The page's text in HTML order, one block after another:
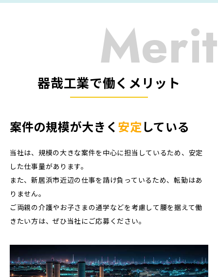
Merit
器哉工業で働くメリット
案件の規模が大きく 安定している
当社は、規模の大きな案件を中心に担当しているため、安定
した仕事量があります。
また、新居浜市近辺の仕事を請け負っているため、転勤はあ
りません。
ご両親の介護やお子さまの通学などを考慮して腰を据えて働
きたい方は、ぜひ当社にご応募ください。